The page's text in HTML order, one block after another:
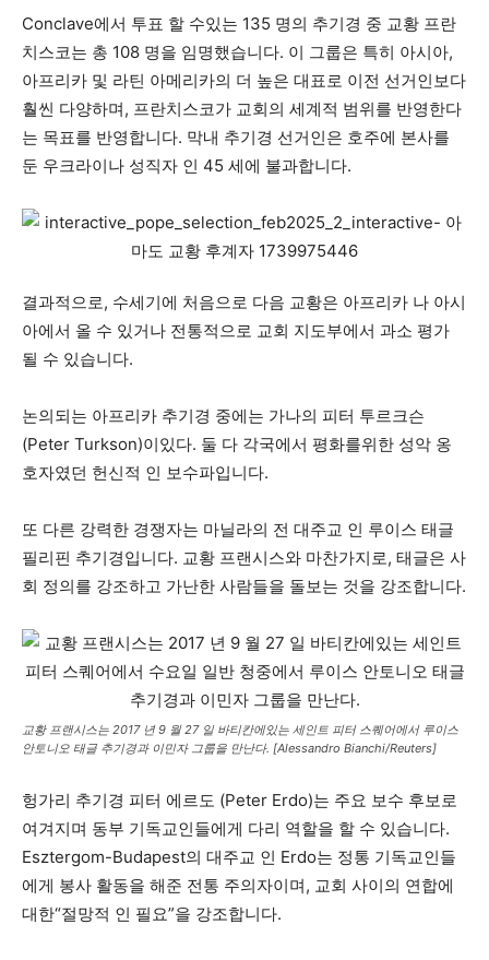
Conclave에서 투표 할 수있는 135 명의 추기경 중 교황 프란
치스코는 총 108 명을 임명했습니다. 이 그룹은 특히 아시아,
아프리카 및 라틴 아메리카의 더 높은 대표로 이전 선거인보다
훨씬 다양하며, 프란치스코가 교회의 세계적 범위를 반영한다
는 목표를 반영합니다. 막내 추기경 선거인은 호주에 본사를
둔 우크라이나 성직자 인 45 세에 불과합니다.
결과적으로, 수세기에 처음으로 다음 교황은 아프리카 나 아시
아에서 올 수 있거나 전통적으로 교회 지도부에서 과소 평가
될 수 있습니다.
논의되는 아프리카 추기경 중에는 가나의 피터 투르크슨
(Peter Turkson)이있다. 둘 다 각국에서 평화를위한 성악 옹
호자였던 헌신적 인 보수파입니다.
또 다른 강력한 경쟁자는 마닐라의 전 대주교 인 루이스 태글
필리핀 추기경입니다. 교황 프랜시스와 마찬가지로, 태글은 사
회 정의를 강조하고 가난한 사람들을 돌보는 것을 강조합니다.
교황 프랜시스는 2017 년 9 월 27 일 바티칸에있는 세인트 피터 스퀘어에서 루이스
안토니오 태글 추기경과 이민자 그룹을 만난다. [Alessandro Bianchi/Reuters]
헝가리 추기경 피터 에르도 (Peter Erdo)는 주요 보수 후보로
여겨지며 동부 기독교인들에게 다리 역할을 할 수 있습니다.
Esztergom-Budapest의 대주교 인 Erdo는 정통 기독교인들
에게 봉사 활동을 해준 전통 주의자이며, 교회 사이의 연합에
대한“절망적 인 필요”을 강조합니다.